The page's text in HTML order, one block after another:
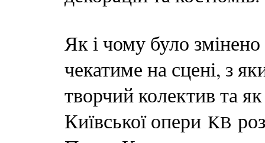
Як і чому було
чекатиме на сцені, з
творчий колектив та
Київської опери KВ